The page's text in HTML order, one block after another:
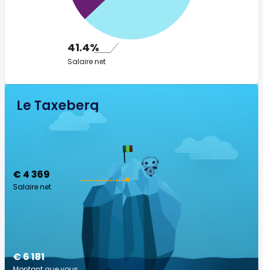
41.4%
Salaire net
Le Taxeberg
€ 4 369
Salaire net
€ 6 181